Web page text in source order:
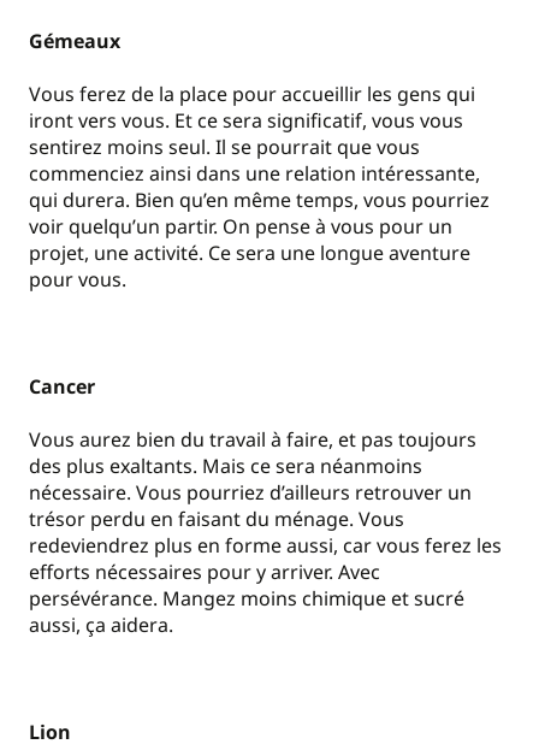
Gémeaux
Vous ferez de la place pour accueillir les gens qui
iront vers vous. Et ce sera significatif, vous vous
sentirez moins seul. Il se pourrait que vous
commenciez ainsi dans une relation intéressante,
qui durera. Bien qu’en même temps, vous pourriez
voir quelqu’un partir. On pense à vous pour un
projet, une activité. Ce sera une longue aventure
pour vous.
Cancer
Vous aurez bien du travail à faire, et pas toujours
des plus exaltants. Mais ce sera néanmoins
nécessaire. Vous pourriez d’ailleurs retrouver un
trésor perdu en faisant du ménage. Vous
redeviendrez plus en forme aussi, car vous ferez les
efforts nécessaires pour y arriver. Avec
persévérance. Mangez moins chimique et sucré
aussi, ça aidera.
Lion